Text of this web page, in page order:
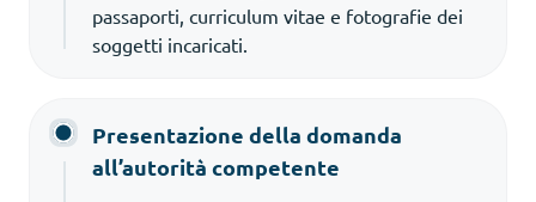
passaporti, curriculum vitae e fotografie dei
soggetti incaricati.
Presentazione della domanda
all’autorità competente